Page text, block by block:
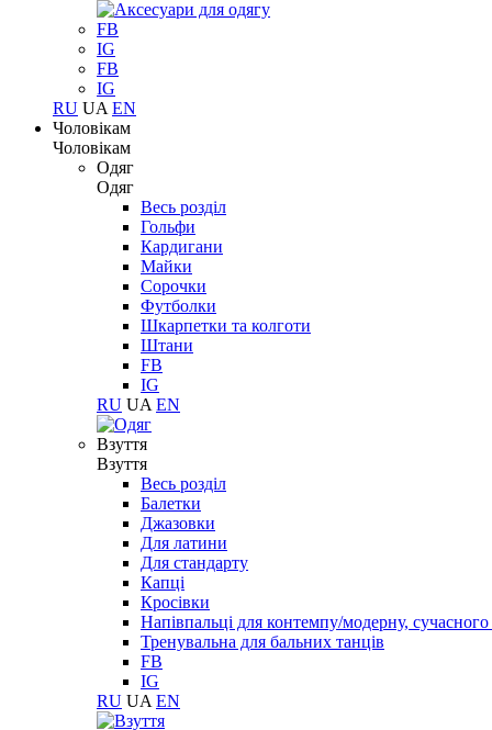
FB
IG
FB
IG
RU UA EN
Чоловікам
Чоловікам
Одяг
Одяг
Весь розділ
Гольфи
Кардигани
Майки
Сорочки
Футболки
Шкарпетки та колготи
Штани
FB
IG
RU UA EN
Взуття
Взуття
Весь розділ
Балетки
Джазовки
Для латини
Для стандарту
Капці
Кросівки
Напівпальці для контемпу/модерну,
Тренувальна для бальних танців
FB
IG
RU UA EN